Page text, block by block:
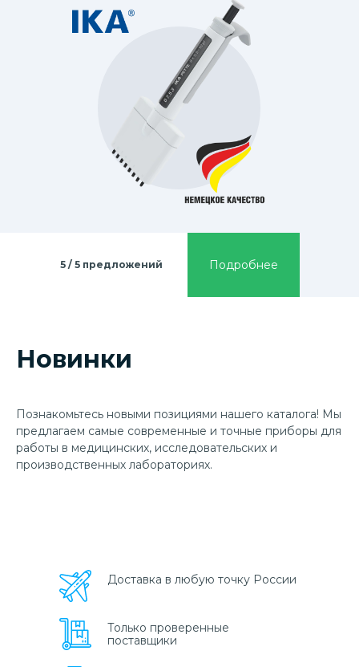
Подробнее
5 / 5 предложений
Новинки
Познакомьтесь новыми позициями нашего каталога! Мы
предлагаем самые современные и точные приборы для
работы в медицинских, исследовательских и
производственных лабораториях.
Доставка в любую точку России
Только проверенные
поставщики